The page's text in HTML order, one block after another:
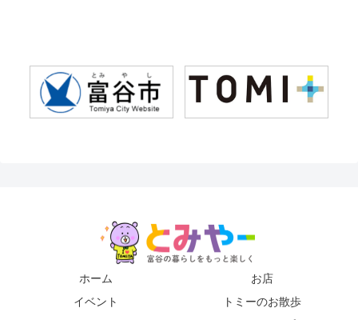
ホーム
お店
イベント
トミーのお散歩